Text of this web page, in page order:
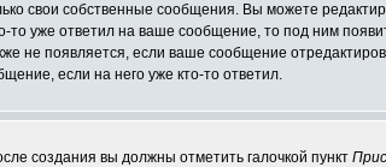
свои собственные сообщения. Вы можете
уже ответил на ваше сообщение, то под ним
не появляется, если ваше сообщение
если на него уже кто-то ответил.
создания вы должны отметить галочкой пункт